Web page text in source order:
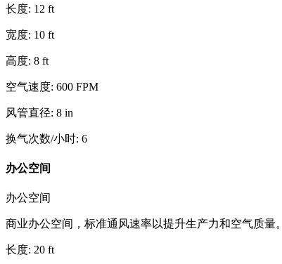
长度: 12 ft
宽度: 10 ft
高度: 8 ft
空气速度: 600 FPM
风管直径: 8 in
换气次数/小时: 6
办公空间
办公空间
商业办公空间，标准通风速率以提升生产力和空气质量。
长度: 20 ft